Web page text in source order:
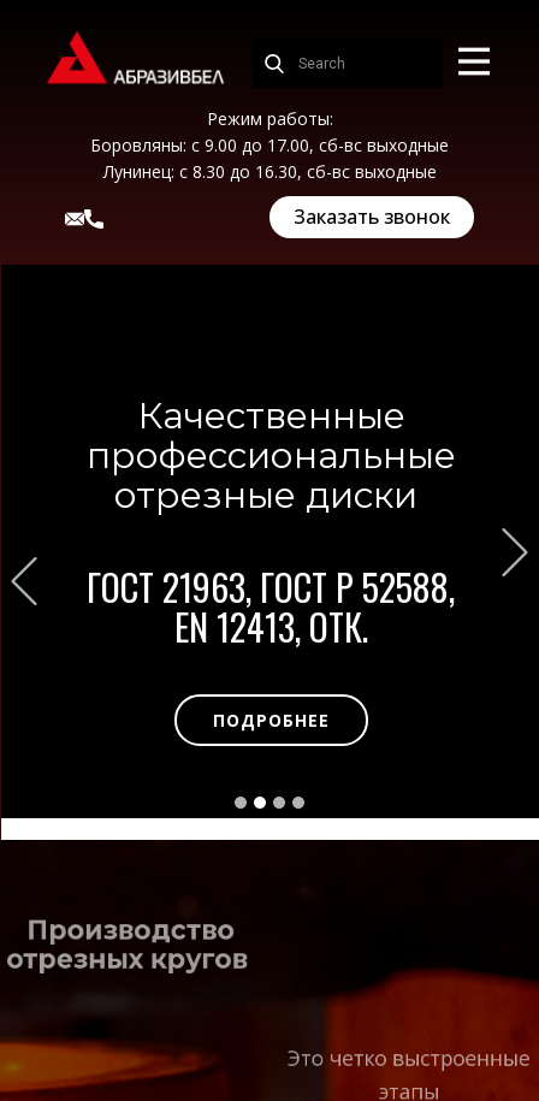
Режим работы:
Боровляны: с 9.00 до 17.00, сб-вс выходные
Лунинец: с 8.30 до 16.30, сб-вс выходные
Заказать звонок
Качественные
профессиональные
отрезные диски
ГОСТ 21963, ГОСТ Р 52588,
EN 12413, ОТК.
ПОДРОБНЕЕ
Previous
отрезных кругов
Это четко выстроенные
этапы